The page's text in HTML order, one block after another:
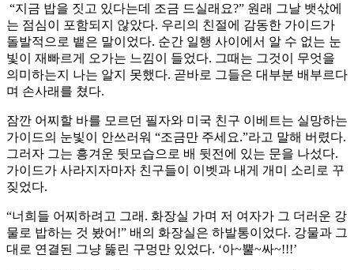
“지금 밥을 짓고 있다는데 조금 드실래요?” 원래 그날 뱃삯에
는 점심이 포함되지 않았다. 우리의 친절에 감동한 가이드가
돌발적으로 뱉은 말이었다. 순간 일행 사이에서 알 수 없는 눈
빛이 재빠르게 오가는 느낌이 들었다. 그때는 그것이 무엇을
의미하는지 나는 알지 못했다. 곧바로 그들은 대부분 배부르다
며 손사래를 쳤다.
잠깐 어찌할 바를 모르던 필자와 미국 친구 이베트는 실망하는
가이드의 눈빛이 안쓰러워 “조금만 주세요.”라고 말해 버렸다.
그러자 그는 흥겨운 뒷모습으로 배 뒷전에 있는 문을 나섰다.
가이드가 사라지자마자 친구들이 이벳과 내게 개미 소리로 꾸
짖었다.
“너희들 어찌하려고 그래. 화장실 가며 저 여자가 그 더러운 강
물로 밥하는 것 봤어!” 배의 화장실은 하발통이었다. 강물과 그
대로 연결된 그냥 뚫린 구멍만 있었다. ‘아~뿔~싸~!!!’